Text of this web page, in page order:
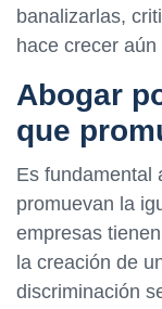
banalizarlas,
hace crecer
Abogar
que
Es fundamental
promuevan la
empresas
la creación de
discriminación